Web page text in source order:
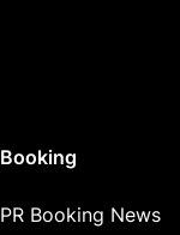
Booking
PR Booking News